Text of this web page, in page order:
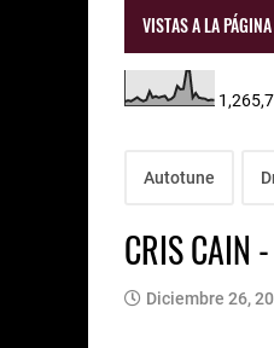
VISTAS A LA
Autotune
CRIS CAIN
Diciembre 26,